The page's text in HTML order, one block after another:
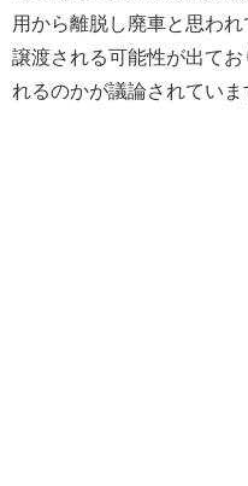
用から離脱し廃車と思わ
譲渡される可能性が出て
れるのかが議論されていま